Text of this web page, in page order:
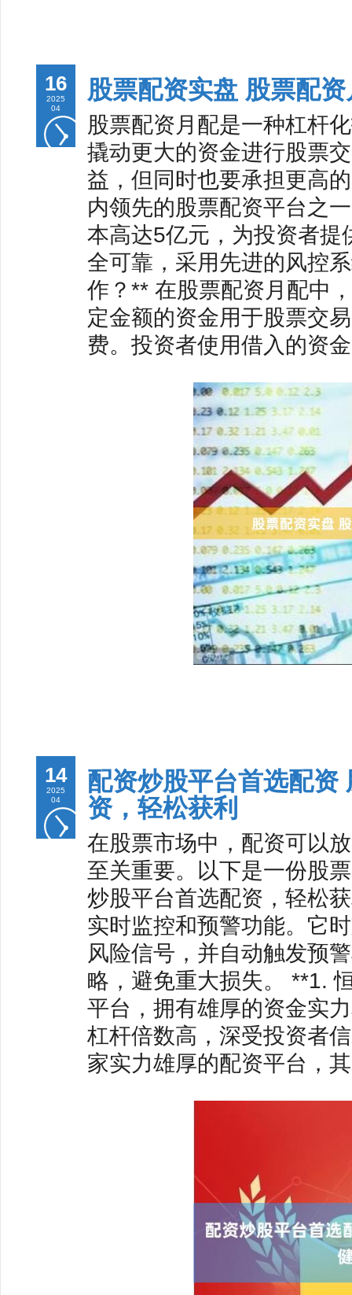
16
2025
04
股票配资实盘 股票配
股票配资月配是一种杠杆
撬动更大的资金进行股票
益，但同时也要承担更高
内领先的股票配资平台之
本高达5亿元，为投资者
全可靠，采用先进的风控
作？** 在股票配资月配中
定金额的资金用于股票交
费。投资者使用借入的资
14
2025
04
配资炒股平台首选配资
资，轻松获利
在股票市场中，配资可以
至关重要。以下是一份股
炒股平台首选配资，轻松
实时监控和预警功能。它
风险信号，并自动触发预
略，避免重大损失。 **1.
平台，拥有雄厚的资金实
杠杆倍数高，深受投资者
家实力雄厚的配资平台，